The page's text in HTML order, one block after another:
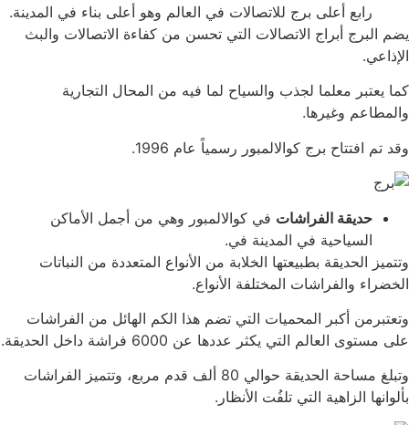
رابع أعلى برج للاتصالات في العالم وهو أعلى بناء في المدينة.
يضم البرج أبراج الاتصالات التي تحسن من كفاءة الاتصالات والبث
الإذاعي.
كما يعتبر معلما لجذب والسياح لما فيه من المحال التجارية
والمطاعم وغيرها.
وقد تم افتتاح برج كوالالمبور رسمياً عام 1996.
حديقة الفراشات في كوالالمبور وهي من أجمل الأماكن
السياحية في المدينة في.
وتتميز الحديقة بطبيعتها الخلابة من الأنواع المتعددة من النباتات
الخضراء والفراشات المختلفة الأنواع.
وتعتبرمن أكبر المحميات التي تضم هذا الكم الهائل من الفراشات
على مستوى العالم التي يكثر عددها عن 6000 فراشة داخل الحديقة.
وتبلغ مساحة الحديقة حوالي 80 ألف قدم مربع، وتتميز الفراشات
بألوانها الزاهية التي تلفُت الأنظار.